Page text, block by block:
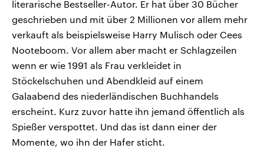
literarische Bestseller-Autor. Er hat über 30 Bücher
geschrieben und mit über 2 Millionen vor allem mehr
verkauft als beispielsweise Harry Mulisch oder Cees
Nooteboom. Vor allem aber macht er Schlagzeilen
wenn er wie 1991 als Frau verkleidet in
Stöckelschuhen und Abendkleid auf einem
Galaabend des niederländischen Buchhandels
erscheint. Kurz zuvor hatte ihn jemand öffentlich als
Spießer verspottet. Und das ist dann einer der
Momente, wo ihn der Hafer sticht.